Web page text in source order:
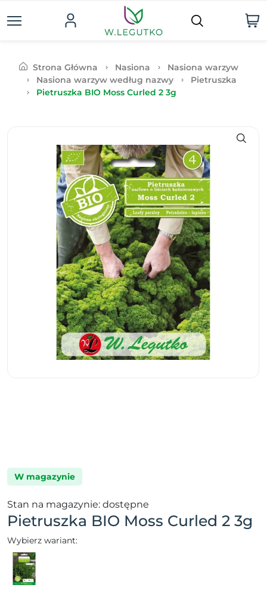
Strona Główna Nasiona
Nasiona warzyw
Nasiona warzyw według nazwy
Pietruszka
Pietruszka BIO Moss Curled 2 3g
W magazynie
Stan na magazynie: dostępne
Pietruszka BIO Moss Curled 2 3g
Wybierz wariant: